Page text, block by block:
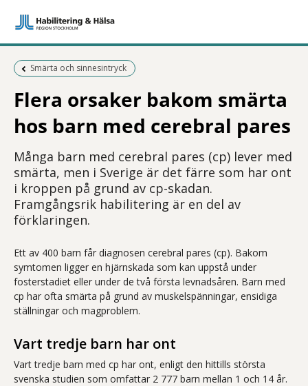
Föregående sida:
Smärta och sinnesintryck
Flera orsaker bakom smärta
hos barn med cerebral pares
Många barn med cerebral pares (cp) lever med
smärta, men i Sverige är det färre som har ont
i kroppen på grund av cp-skadan.
Framgångsrik habilitering är en del av
förklaringen.
Ett av 400 barn får diagnosen cerebral pares (cp). Bakom
symtomen ligger en hjärnskada som kan uppstå under
fosterstadiet eller under de två första levnadsåren. Barn med
cp har ofta smärta på grund av muskelspänningar, ensidiga
ställningar och magproblem.
Vart tredje barn har ont
Vart tredje barn med cp har ont, enligt den hittills största
svenska studien som omfattar 2 777 barn mellan 1 och 14 år.